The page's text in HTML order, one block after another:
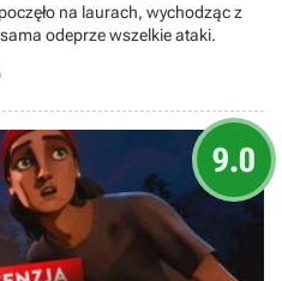
na laurach, wychodząc z
odeprze wszelkie ataki.
9.0